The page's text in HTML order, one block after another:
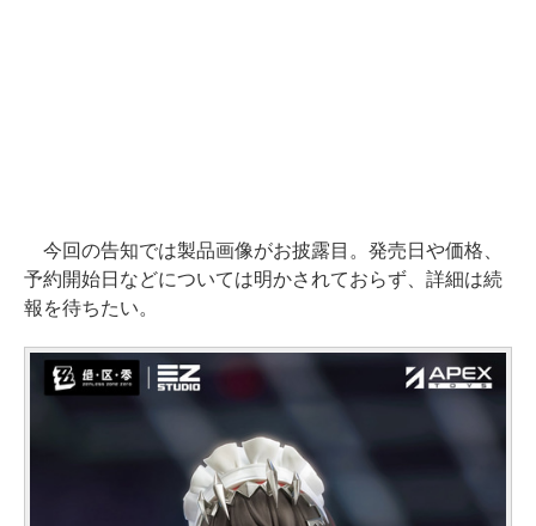
今回の告知では製品画像がお披露目。発売日や価格、
予約開始日などについては明かされておらず、詳細は続
報を待ちたい。